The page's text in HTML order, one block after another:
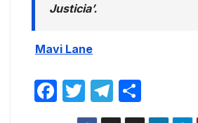
Justicia’.
Mavi Lane
F
T
w
T
el o